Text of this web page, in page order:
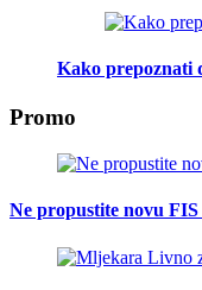
Kako prepoznati
Promo
Ne propustite novu FIS